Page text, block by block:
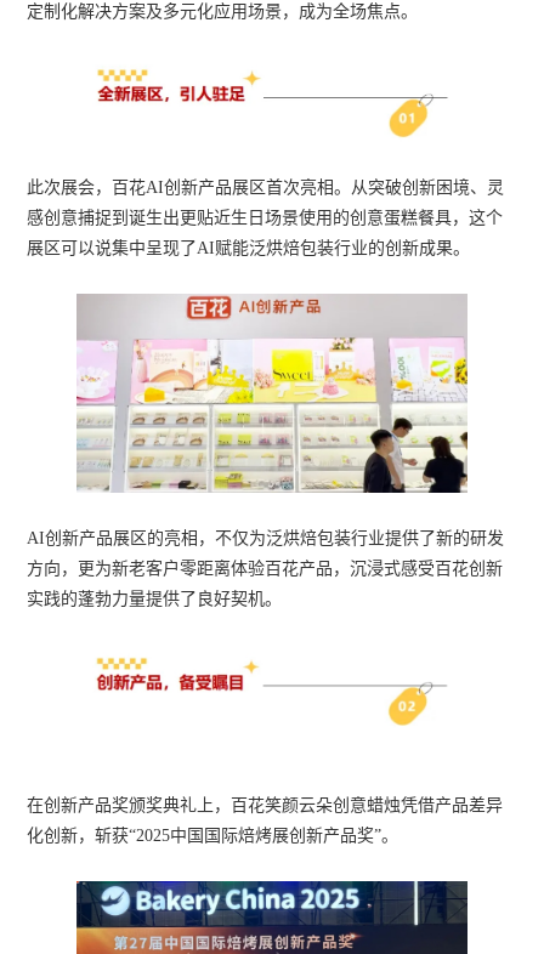
定制化解决方案及多元化应用场景，成为全场焦点。
此次展会，百花AI创新产品展区首次亮相。从突破创新困境、灵
感创意捕捉到诞生出更贴近生日场景使用的创意蛋糕餐具，这个
展区可以说集中呈现了AI赋能泛烘焙包装行业的创新成果。
AI创新产品展区的亮相，不仅为泛烘焙包装行业提供了新的研发
方向，更为新老客户零距离体验百花产品，沉浸式感受百花创新
实践的蓬勃力量提供了良好契机。
在创新产品奖颁奖典礼上，百花笑颜云朵创意蜡烛凭借产品差异
化创新，斩获“2025中国国际焙烤展创新产品奖”。